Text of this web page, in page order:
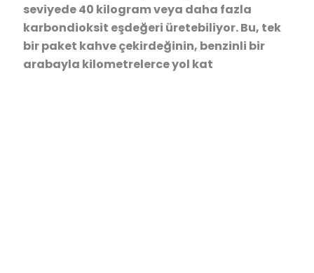
seviyede 40 kilogram veya daha fazla
karbondioksit eşdeğeri üretebiliyor. Bu, tek
bir paket kahve çekirdeğinin, benzinli bir
arabayla kilometrelerce yol kat